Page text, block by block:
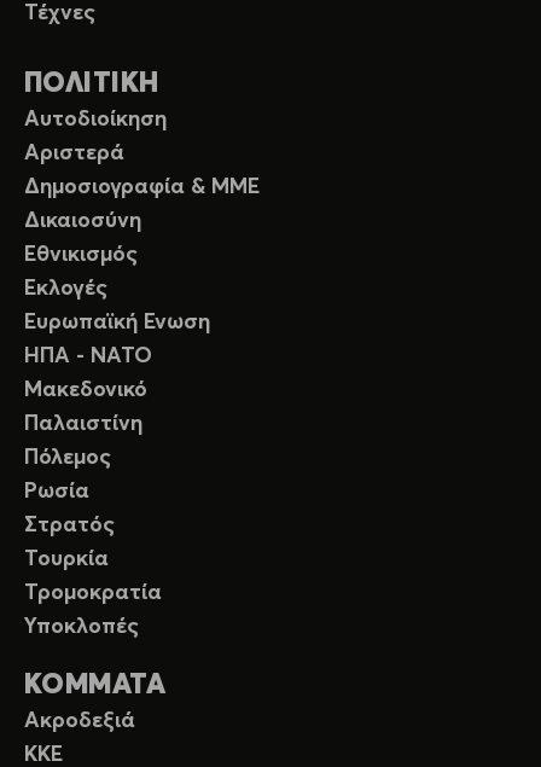
Τέχνες
ΠΟΛΙΤΙΚΗ
Αυτοδιοίκηση
Αριστερά
Δημοσιογραφία & ΜΜΕ
Δικαιοσύνη
Εθνικισμός
Εκλογές
Ευρωπαϊκή Ενωση
ΗΠΑ - ΝΑΤΟ
Μακεδονικό
Παλαιστίνη
Πόλεμος
Ρωσία
Στρατός
Τουρκία
Τρομοκρατία
Υποκλοπές
ΚΟΜΜΑΤΑ
Ακροδεξιά
ΚΚΕ